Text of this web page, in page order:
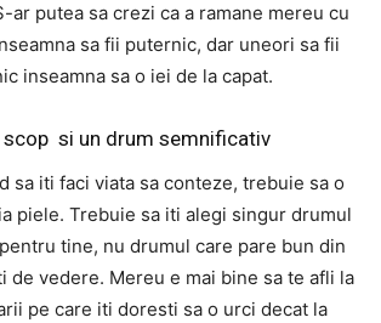
ar putea sa crezi ca a ramane mereu cu
sa fii puternic, dar uneori sa fii
inseamna sa o iei de la capat.
scop si un drum semnificativ
sa iti faci viata sa conteze, trebuie sa o
piele. Trebuie sa iti alegi singur drumul
tine, nu drumul care pare bun din
de vedere. Mereu e mai bine sa te afli la
pe care iti doresti sa o urci decat la